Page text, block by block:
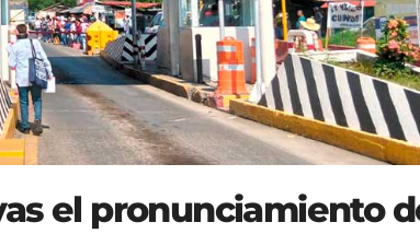
el pronunciamiento